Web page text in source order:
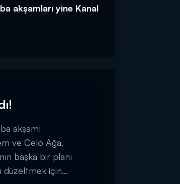
akşamları yine Kanal
akşamı
ve Celo Ağa,
başka bir planı
düzeltmek için